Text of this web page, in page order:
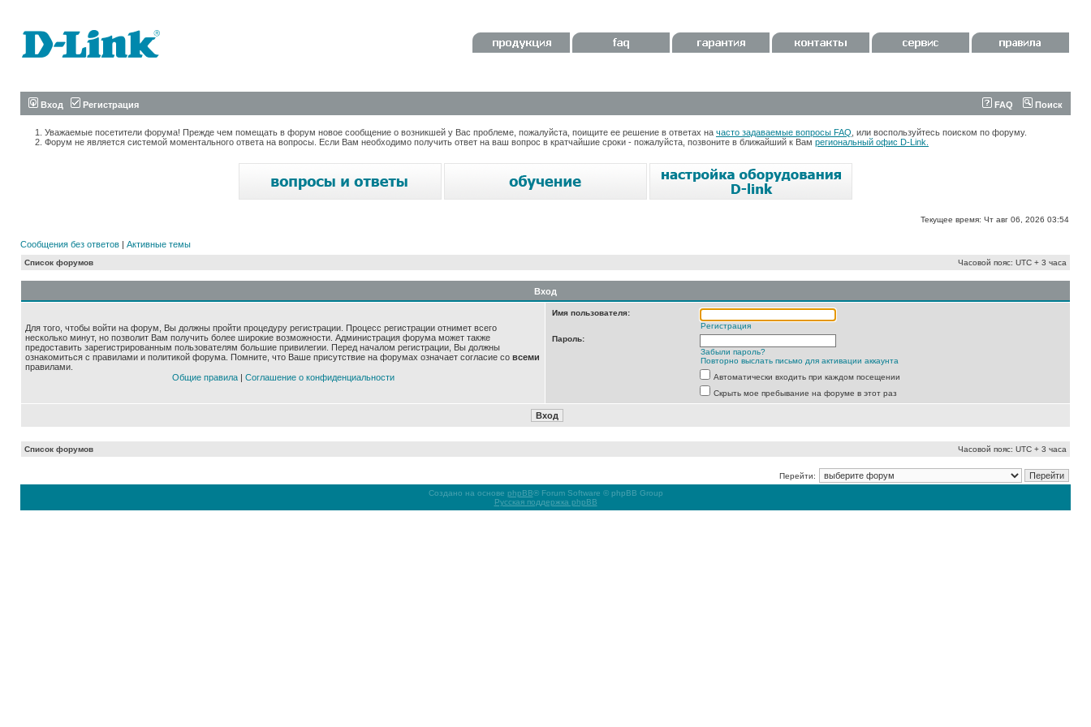
Вход Регистрация FAQ Поиск
Уважаемые посетители форума! Прежде чем помещать в форум новое сообщение о возникшей у Вас проблеме, пожалуйста, поищите ее решение в ответах на часто задаваемые вопросы FAQ , или воспользуйтесь поиском по форуму.
Форум не является системой моментального ответа на вопросы. Если Вам необходимо получить ответ на ваш вопрос в кратчайшие сроки - пожалуйста, позвоните в ближайший к Вам региональный офис D-Link.
Текущее время: Чт авг 06, 2026 03:54
Сообщения без ответов | Активные темы
Список форумов Часовой пояс: UTC + 3 часа
Вход
Для того, чтобы войти на форум, Вы должны пройти процедуру регистрации. Процесс регистрации отнимет всего
несколько минут, но позволит Вам получить более широкие возможности. Администрация форума может также
предоставить зарегистрированным пользователям большие привилегии. Перед началом регистрации, Вы должны
ознакомиться с правилами и политикой форума. Помните, что Ваше присутствие на форумах означает согласие со всеми
правилами.
Общие правила| Соглашение о конфиденциальности
Имя пользователя:
Регистрация
Пароль:
Забыли пароль?
Повторно выслать письмо для активации аккаунта
Автоматически входить при каждом посещении
Скрыть мое пребывание на форуме в этот раз
Список форумов Часовой пояс: UTC + 3 часа
Перейти:
Создано на основе phpBB® Forum Software © phpBB Group
Русская поддержка phpBB